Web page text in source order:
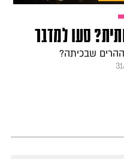
סעו למדבר
שבכיתה?